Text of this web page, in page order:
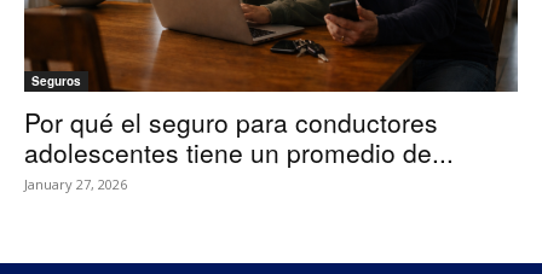
Seguros
Por qué el seguro para conductores
adolescentes tiene un promedio de...
January 27, 2026